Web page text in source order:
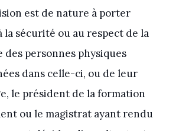
est de nature à porter
la sécurité ou au respect de la
des personnes physiques
dans celle-ci, ou de leur
le président de la formation
ou le magistrat ayant rendu